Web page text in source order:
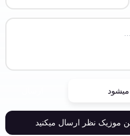
میشود
موزیک نظر ارسال میکنید